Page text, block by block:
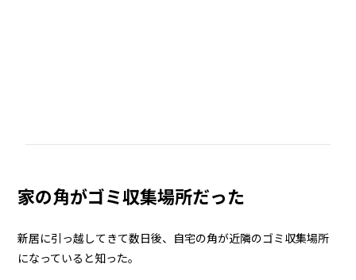
家の角がゴミ収集場所だった
新居に引っ越してきて数日後、自宅の角が近隣のゴミ収集場所
になっていると知った。